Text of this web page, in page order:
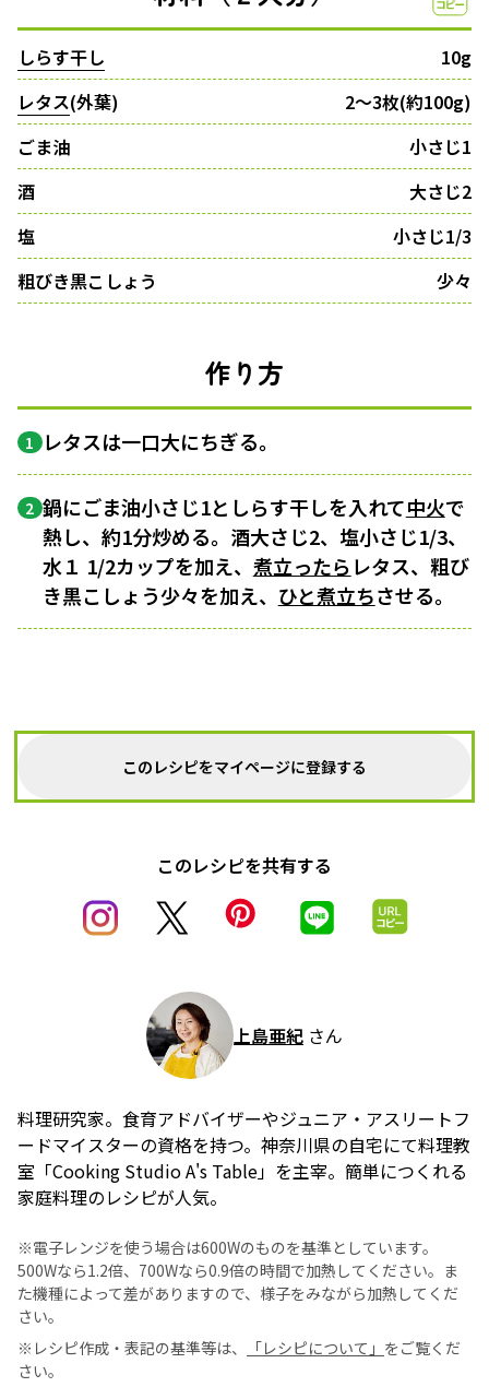
しらす干し
10g
レタス(外葉)
2～3枚(約100g)
ごま油
小さじ1
酒
大さじ2
塩
小さじ1/3
粗びき黒こしょう
少々
作り方
1 レタスは一口大にちぎる。
2 鍋にごま油小さじ1としらす干しを入れて中火で
熱し、約1分炒める。酒大さじ2、塩小さじ1/3、
水１ 1/2カップを加え、 煮立ったらレタス、粗び
き黒こしょう少々を加え、 ひと煮立ちさせる。
このレシピをマイページに登録する
このレシピを共有する
上島亜紀 さん
料理研究家。食育アドバイザーやジュニア・アスリートフ
ードマイスターの資格を持つ。神奈川県の自宅にて料理教
室「Cooking Studio A's Table」を主宰。簡単につくれる
家庭料理のレシピが人気。
※電子レンジを使う場合は600Wのものを基準としています。
500Wなら1.2倍、700Wなら0.9倍の時間で加熱してください。ま
た機種によって差がありますので、様子をみながら加熱してくだ
さい。
※レシピ作成・表記の基準等は、
「レシピについて」 をご覧くだ
さい。